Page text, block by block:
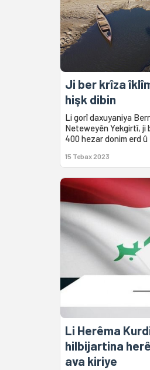
Ji ber krîza
hişk dibin
Li gorî daxuyaniya
Neteweyên Yekgirtî, ji
400 hezar donim erd
15 Tebax 2023
Li Herêma
hilbijartina
ava kiriye